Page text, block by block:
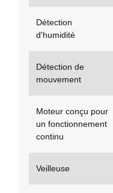
Détection
d'humidité
Détection de
mouvement
Moteur conçu pour
un fonctionnement
continu
Veilleuse